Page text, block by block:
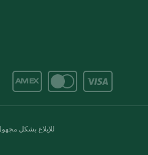
للإبلاغ بشكل